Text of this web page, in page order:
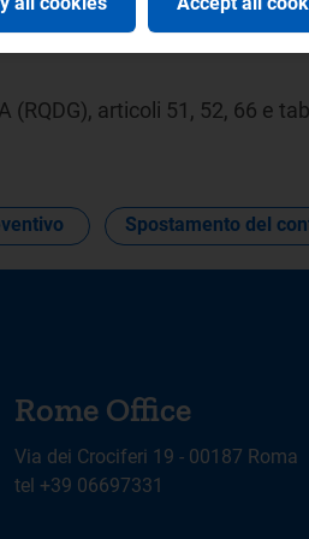
(RQDG), articoli 51, 52, 66 e
Spostamento del
Rome Office
Via dei Crociferi 19 - 00187 Roma
tel +39 06697331